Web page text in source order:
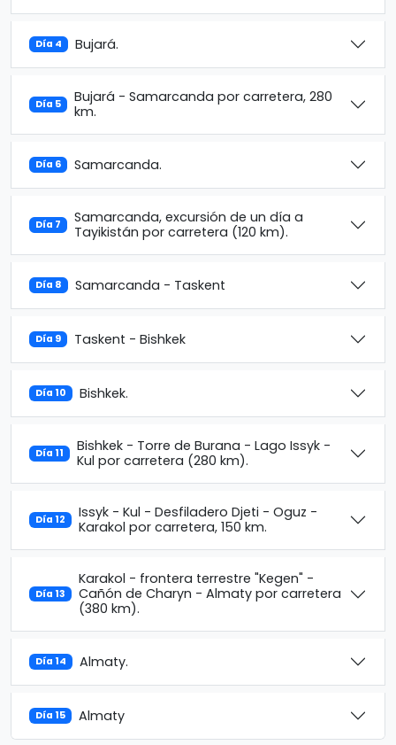
Día 4 Bujará.
Día 5
Bujará - Samarcanda por carretera, 280
km.
Día 6 Samarcanda.
Día 7
Samarcanda, excursión de un día a
Tayikistán por carretera (120 km).
Día 8 Samarcanda - Taskent
Día 9 Taskent - Bishkek
Día 10 Bishkek.
Día 11
Bishkek - Torre de Burana - Lago Issyk -
Kul por carretera (280 km).
Día 12
Issyk - Kul - Desfiladero Djeti - Oguz -
Karakol por carretera, 150 km.
Día 13
Karakol - frontera terrestre "Kegen" -
Cañón de Charyn - Almaty por carretera
(380 km).
Día 14 Almaty.
Día 15 Almaty